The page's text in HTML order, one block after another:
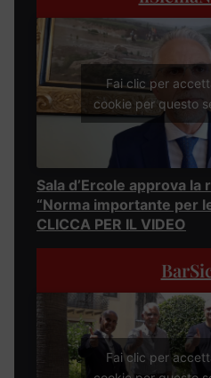
Fai clic per
cookie per questo
Sala d’Ercole approva
“Norma importante per
CLICCA PER IL VIDEO
Fai clic per